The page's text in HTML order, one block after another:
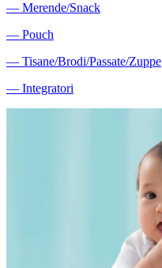
― Merende/Snack
― Pouch
― Tisane/Brodi/Passate/Zuppe
― Integratori